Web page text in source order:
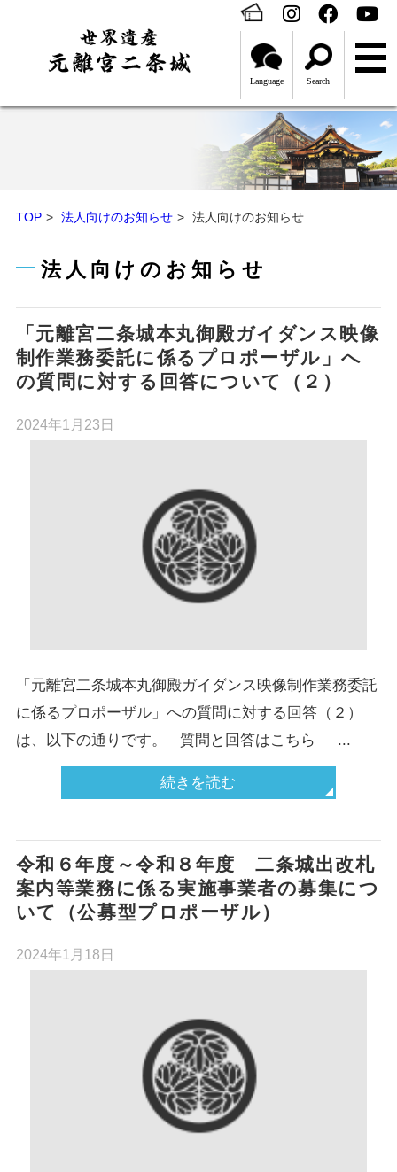
Language Search
TOP 法人向けのお知らせ 法人向けのお知らせ
法人向けのお知らせ
「元離宮二条城本丸御殿ガイダンス映像
制作業務委託に係るプロポーザル」へ
の質問に対する回答について（２）
2024年1月23日
「元離宮二条城本丸御殿ガイダンス映像制作業務委託
に係るプロポーザル」への質問に対する回答（２）
は、以下の通りです。 質問と回答はこちら ...
続きを読む
令和６年度～令和８年度 二条城出改札
案内等業務に係る実施事業者の募集につ
いて（公募型プロポーザル）
2024年1月18日